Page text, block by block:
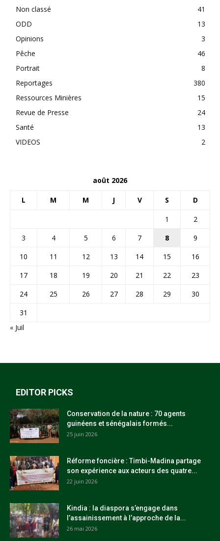
Non classé
41
ODD
13
Opinions
3
Pêche
46
Portrait
8
Reportages
380
Ressources Minières
15
Revue de Presse
24
Santé
13
VIDEOS
2
août 2026
L M M J V S D
1
2
3
4 5 6 7 8
9
10
11 12 13 14 15
16
17
18 19 20 21 22
23
24
25 26 27 28 29
30
31
« Juil
EDITOR PICKS
Conservation de la nature : 70 agents
guinéens et sénégalais formés...
25 juin 2026
Réforme foncière : Timbi-Madina partage
son expérience aux acteurs des quatre...
22 juin 2026
Kindia : la diaspora s’engage dans
l’assainissement à l’approche de la...
26 mai 2026